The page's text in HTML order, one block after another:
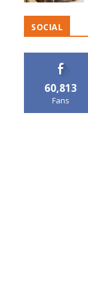
SOCIAL
60,813
Fans